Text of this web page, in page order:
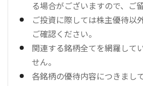
る場合がございますので、ご
ご投資に際しては株主優待以
ご確認ください。
関連する銘柄全てを網羅して
せん。
各銘柄の優待内容につきまし